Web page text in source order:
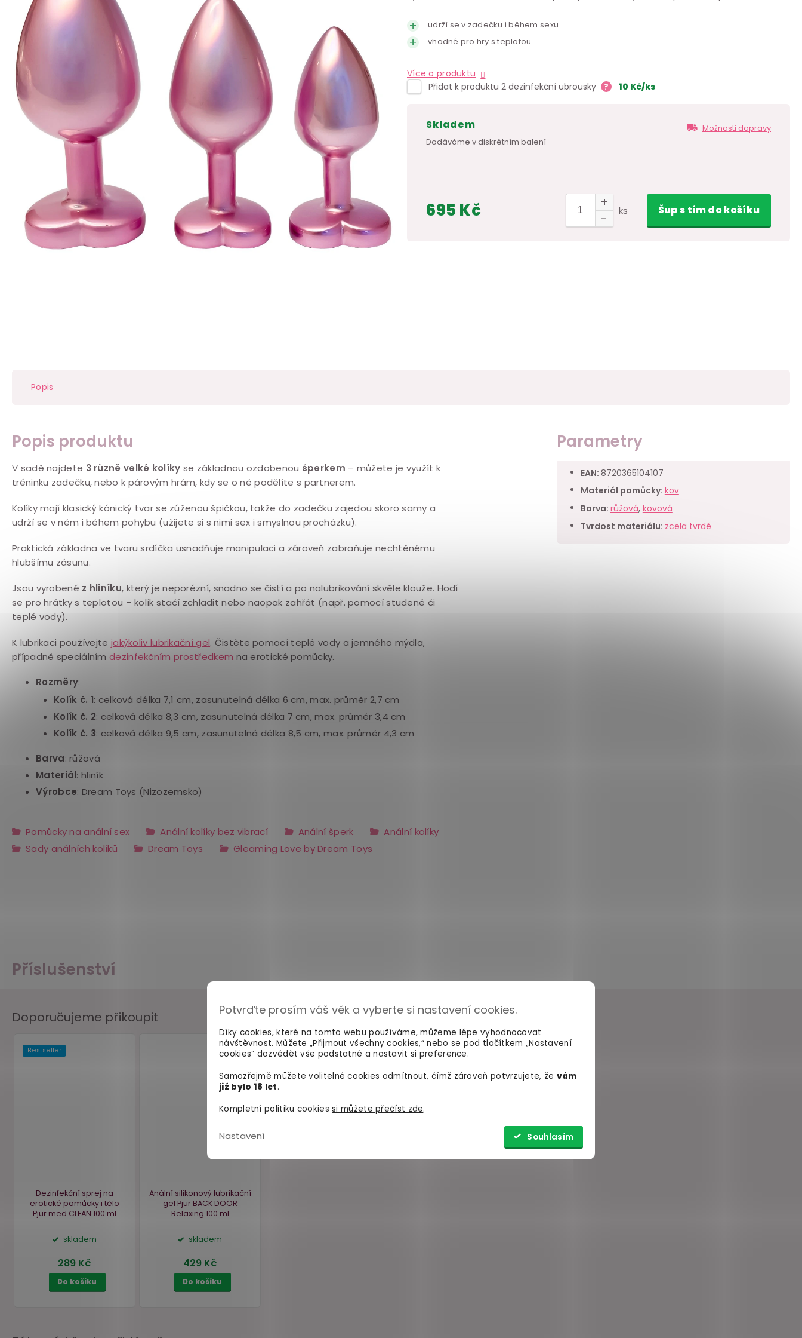
Potvrďte prosím váš věk a vyberte si nastavení cookies.
Díky cookies, které na tomto webu používáme, můžeme lépe vyhodnocovat
návštěvnost. Můžete „Přijmout všechny cookies,“ nebo se pod tlačítkem „Nastavení
cookies“ dozvědět vše podstatné a nastavit si preference.
Samozřejmě můžete volitelné cookies odmítnout, čímž zároveň potvrzujete, že vám
již bylo 18 let.
Kompletní politiku cookiessi můžete přečíst zde.
Nastavení Souhlasím
udrží se v zadečku i během sexu
vhodné pro hry s teplotou
Více o produktu
Přidat k produktu 2 dezinfekční ubrousky
? 10 Kč/ks
skladem
Dodáváme vdiskrétním balení
Možnosti dopravy
695 Kč ks Šups tímdo košíku
Příslušenství
Popis
Popis produktu
V sadě najdete 3 různě velké kolíky se základnou ozdobenou šperkem – můžete je využít k
tréninku zadečku, nebo k párovým hrám, kdy se o ně podělíte s partnerem.
Kolíky mají klasický kónický tvar se zúženou špičkou, takže do zadečku zajedou skoro samy a
udrží se v něm i během pohybu (užijete si s nimi sex i smyslnou procházku).
Praktická základna ve tvaru srdíčka usnadňuje manipulaci a zároveň zabraňuje nechtěnému
hlubšímu zásunu.
Jsou vyrobené z hliníku, který je neporézní, snadno se čistí a po nalubrikování skvěle klouže. Hodí
se pro hrátky s teplotou – kolík stačí zchladit nebo naopak zahřát (např. pomocí studené či
teplé vody).
K lubrikaci používejte jakýkoliv lubrikační gel. Čistěte pomocí teplé vody a jemného mýdla,
případně speciálnímdezinfekčním prostředkem na erotické pomůcky.
Rozměry:
Kolík č. 1: celková délka 7,1 cm, zasunutelná délka 6 cm, max. průměr 2,7 cm
Kolík č. 2: celková délka 8,3 cm, zasunutelná délka 7 cm, max. průměr 3,4 cm
Kolík č. 3: celková délka 9,5 cm, zasunutelná délka 8,5 cm, max. průměr 4,3 cm
Barva: růžová
Materiál: hliník
Výrobce: Dream Toys (Nizozemsko)
Pomůcky na anální sex Anální kolíky bez vibrací Anální šperk
Anální kolíky
Sady análních kolíků
Dream Toys Gleaming Love by Dream Toys
Parametry
EAN: 8720365104107
Materiál pomůcky: kov
Barva: růžová, kovová
Tvrdost materiálu: zcela tvrdé
Doporučujeme přikoupit
Bestseller